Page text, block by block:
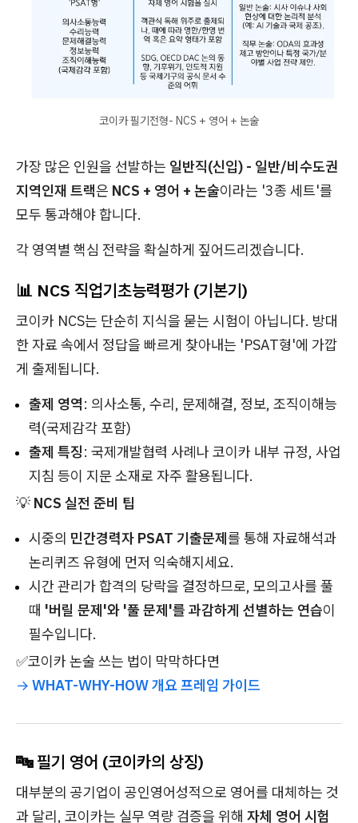
코이카 필기전형- NCS + 영어 + 논술
가장 많은 인원을 선발하는 일반직(신입) - 일반/비수도권
지역인재 트랙은 NCS + 영어 + 논술이라는 '3종 세트'를
모두 통과해야 합니다.
각 영역별 핵심 전략을 확실하게 짚어드리겠습니다.
📊 NCS 직업기초능력평가 (기본기)
코이카 NCS는 단순히 지식을 묻는 시험이 아닙니다. 방대
한 자료 속에서 정답을 빠르게 찾아내는 'PSAT형'에 가깝
게 출제됩니다.
출제 영역: 의사소통, 수리, 문제해결, 정보, 조직이해능
력(국제감각 포함)
출제 특징: 국제개발협력 사례나 코이카 내부 규정, 사업
지침 등이 지문 소재로 자주 활용됩니다.
💡 NCS 실전 준비 팁
시중의 민간경력자 PSAT 기출문제를 통해 자료해석과
논리퀴즈 유형에 먼저 익숙해지세요.
시간 관리가 합격의 당락을 결정하므로, 모의고사를 풀
때 '버릴 문제'와 '풀 문제'를 과감하게 선별하는 연습이
필수입니다.
✅코이카 논술 쓰는 법이 막막하다면
→ WHAT-WHY-HOW 개요 프레임 가이드
🔤 필기 영어 (코이카의 상징)
대부분의 공기업이 공인영어성적으로 영어를 대체하는 것
과 달리, 코이카는 실무 역량 검증을 위해 자체 영어 시험